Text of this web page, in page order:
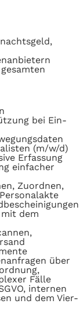
bei Ein-
(m/w/d)
Erfassung
einfacher
Zuordnen,
dem
über
Fälle
internen
und dem Vier-